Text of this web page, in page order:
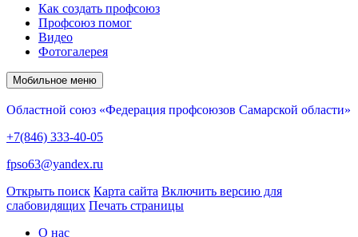
Как создать профсоюз
Профсоюз помог
Видео
Фотогалерея
Мобильное меню
Областной союз «Федерация профсоюзов Самарской области»
+7(846) 333-40-05
fpso63@yandex.ru
Открыть поиск Карта сайта Включить версию для
слабовидящих Печать страницы
О нас